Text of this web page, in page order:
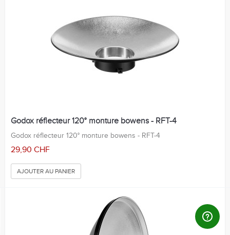
Godox réflecteur 120° monture bowens - RFT-4
Godox réflecteur 120° monture bowens - RFT-4
29,90 CHF
AJOUTER AU PANIER